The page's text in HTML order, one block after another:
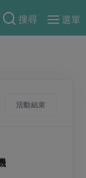
搜尋
選單
活動結束